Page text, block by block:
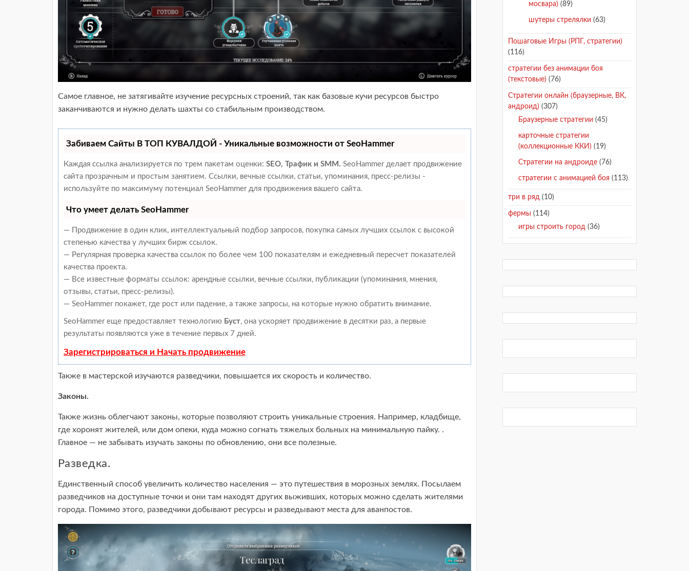
Самое главное, не затягивайте изучение ресурсных строений, так как базовые кучи ресурсов быстро
заканчиваются и нужно делать шахты со стабильным производством.
Забиваем Сайты В ТОП КУВАЛДОЙ - Уникальные возможности от SeoHammer
Каждая ссылка анализируется по трем пакетам оценки: SEO, Трафик и SMM. SeoHammer делает продвижение
сайта прозрачным и простым занятием. Ссылки, вечные ссылки, статьи, упоминания, пресс-релизы -
используйте по максимуму потенциал SeoHammer для продвижения вашего сайта.
Что умеет делать SeoHammer
— Продвижение в один клик, интеллектуальный подбор запросов, покупка самых лучших ссылок с высокой
степенью качества у лучших бирж ссылок.
— Регулярная проверка качества ссылок по более чем 100 показателям и ежедневный пересчет показателей
качества проекта.
— Все известные форматы ссылок: арендные ссылки, вечные ссылки, публикации (упоминания, мнения,
отзывы, статьи, пресс-релизы).
— SeoHammer покажет, где рост или падение, а также запросы, на которые нужно обратить внимание.
SeoHammer еще предоставляет технологию Буст, она ускоряет продвижение в десятки раз, а первые
результаты появляются уже в течение первых 7 дней.
Зарегистрироваться и Начать продвижение
Также в мастерской изучаются разведчики, повышается их скорость и количество.
Законы.
Также жизнь облегчают законы, которые позволяют строить уникальные строения. Например, кладбище,
где хоронят жителей, или дом опеки, куда можно согнать тяжелых больных на минимальную пайку. .
Главное — не забывать изучать законы по обновлению, они все полезные.
Разведка.
Единственный способ увеличить количество населения — это путешествия в морозных землях. Посылаем
разведчиков на доступные точки и они там находят других выживших, которых можно сделать жителями
города. Помимо этого, разведчики добывают ресурсы и разведывают места для аванпостов.
мосвара) (89)
шутеры стрелялки (63)
Пошаговые Игры (РПГ, стратегии)
(116)
стратегии без анимации боя
(текстовые) (76)
Стратегии онлайн (браузерные, ВК,
андроид) (307)
Браузерные стратегии (45)
карточные стратегии
(коллекционные ККИ) (19)
Стратегии на андроиде(76)
стратегии с анимацией боя (113)
три в ряд(10)
фермы(114)
игры строить город(36)